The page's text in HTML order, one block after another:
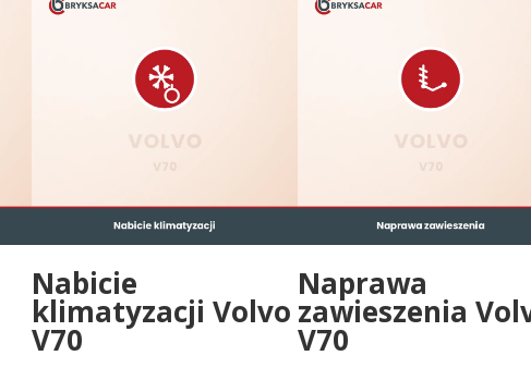
Nabicie
klimatyzacji Volvo
V70
Naprawa
zawieszenia
V70